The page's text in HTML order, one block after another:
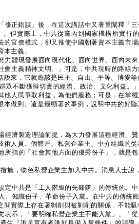
正錯誤」後，在這次講話中又著重闡釋「三
但實際上，中共從黨內到國家機構所實
官僚模式，卻又推使中國朝著資本主義
主義。
力體現發展面向現代化、面向世界、面向
主義精神文明。」可是，中共現時的路
來，它就應該是民主、自由、平等、博愛
不斷獲得切實的經濟、政治、文化利益
人民爭取利益，為他們服務；可是，在
做到。這是最顯著的事例，說明中共的好聽
濟製造理論前提，為大力發展這種經濟
人員、個體戶、私營企業主、中介組織的從
指的「社會其他方面的優秀份子」，就
施，物色私營企業主加入中共。消息人士
中共是「工人階級的先鋒隊」的傳統的
知識份子、革命份子入黨。在中共的傳
實際上存在著剝削與被剝削的關係，不能
示，「要明確私營企業主不能入黨」。